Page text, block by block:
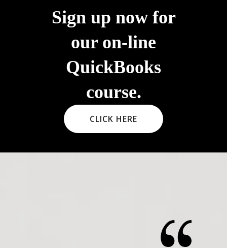
Sign up now for
our on-line
QuickBooks
course.
CLICK HERE